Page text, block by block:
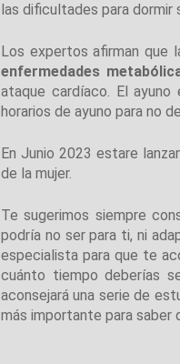
las dificultades para
Los expertos afirman que
enfermedades
ataque cardíaco. El
horarios de ayuno para no
En Junio 2023 estare
de la mujer.
Te sugerimos siempre
podría no ser para ti, ni
especialista para que te
cuánto tiempo deberías
aconsejará una serie de
más importante para saber